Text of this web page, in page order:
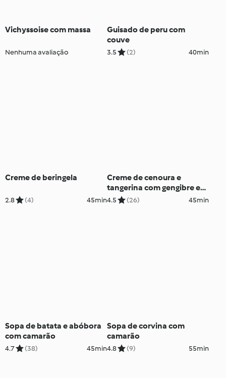
Vichyssoise com massa
Nenhuma avaliação
Guisado de peru com
couve
3.5 (2) 40min
Creme de beringela
2.8 (4) 45min
Creme de cenoura e
tangerina com gengibre e
cardamomo da Catarina
4.5 (26) 45min
Sopa de batata e abóbora
com camarão
4.7 (38) 45min
Sopa de corvina com
camarão
4.8 (9) 55min